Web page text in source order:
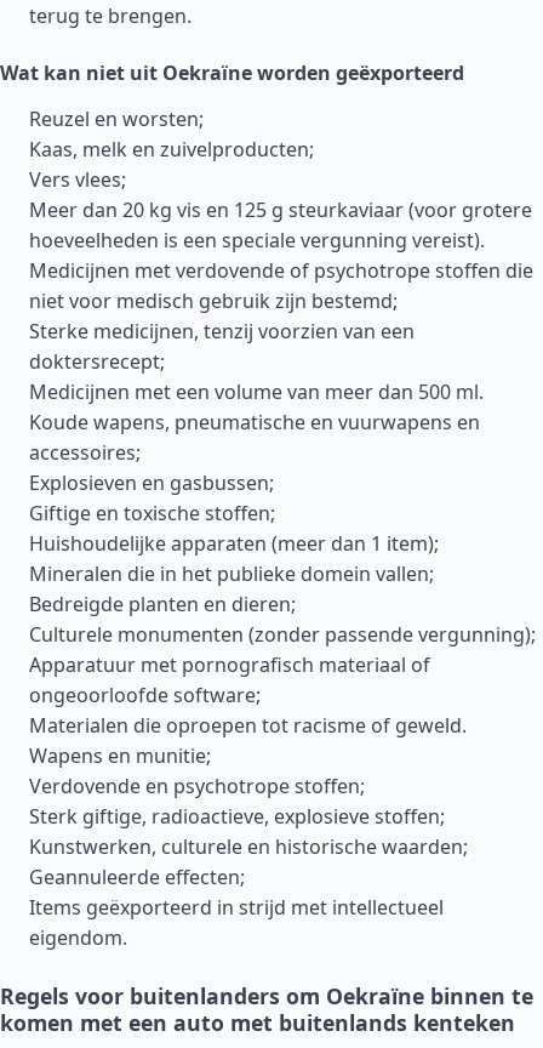
terug te brengen.
Wat kan niet uit Oekraïne worden geëxporteerd
Reuzel en worsten;
Kaas, melk en zuivelproducten;
Vers vlees;
Meer dan 20 kg vis en 125 g steurkaviaar (voor grotere
hoeveelheden is een speciale vergunning vereist).
Medicijnen met verdovende of psychotrope stoffen die
niet voor medisch gebruik zijn bestemd;
Sterke medicijnen, tenzij voorzien van een
doktersrecept;
Medicijnen met een volume van meer dan 500 ml.
Koude wapens, pneumatische en vuurwapens en
accessoires;
Explosieven en gasbussen;
Giftige en toxische stoffen;
Huishoudelijke apparaten (meer dan 1 item);
Mineralen die in het publieke domein vallen;
Bedreigde planten en dieren;
Culturele monumenten (zonder passende vergunning);
Apparatuur met pornografisch materiaal of
ongeoorloofde software;
Materialen die oproepen tot racisme of geweld.
Wapens en munitie;
Verdovende en psychotrope stoffen;
Sterk giftige, radioactieve, explosieve stoffen;
Kunstwerken, culturele en historische waarden;
Geannuleerde effecten;
Items geëxporteerd in strijd met intellectueel
eigendom.
Regels voor buitenlanders om Oekraïne binnen te
komen met een auto met buitenlands kenteken